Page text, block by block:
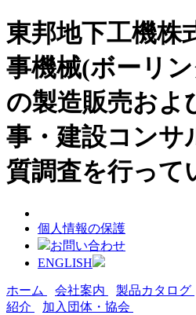
東邦地下工機株
事機械(ボーリ
の製造販売およ
事・建設コンサ
質調査を行って
個人情報の保護
お問い合わせ
ENGLISH
ホーム 会社案内 製品カタログ
紹介
加入団体・協会